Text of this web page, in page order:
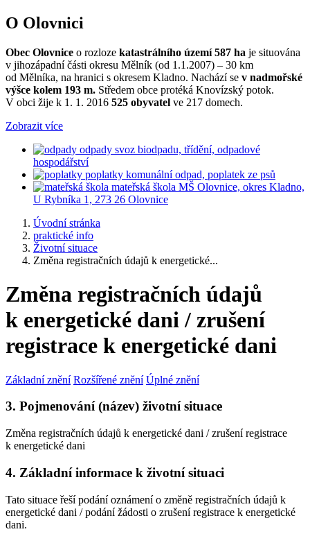
O Olovnici
Obec Olovnice o rozloze katastrálního území 587 ha je situována
v jihozápadní části okresu Mělník (od 1.1.2007) – 30 km
od Mělníka, na hranici s okresem Kladno. Nachází se v nadmořské
výšce kolem 193 m. Středem obce protéká Knovízský potok.
V obci žije k 1. 1. 2016 525 obyvatel ve 217 domech.
Zobrazit více
odpady svoz biodpadu, třídění, odpadové
hospodářství
poplatky komunální odpad, poplatek ze psů
mateřská škola MŠ Olovnice, okres Kladno,
U Rybníka 1, 273 26 Olovnice
Úvodní stránka
praktické info
Životní situace
Změna registračních údajů k energetické...
Změna registračních údajů
k energetické dani / zrušení
registrace k energetické dani
Základní znění Rozšířené znění Úplné znění
3. Pojmenování (název) životní situace
Změna registračních údajů k energetické dani / zrušení registrace
k energetické dani
4. Základní informace k životní situaci
Tato situace řeší podání oznámení o změně registračních údajů k
energetické dani / podání žádosti o zrušení registrace k energetické
dani.